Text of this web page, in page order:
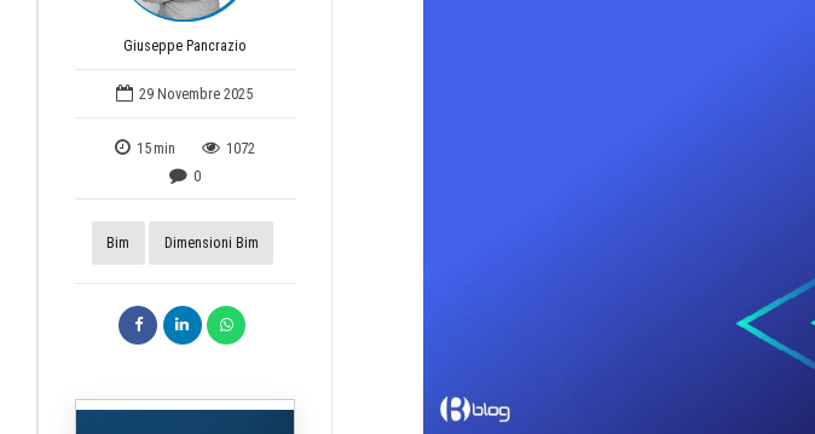
Giuseppe Pancrazio
29 Novembre 2025
15 min
1072
0
Bim Dimensioni Bim